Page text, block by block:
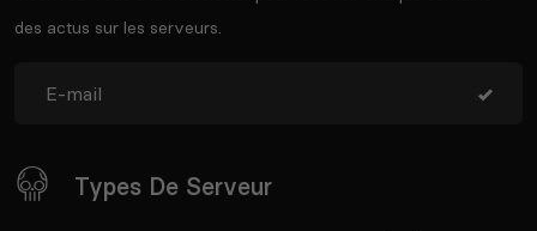
des actus sur les serveurs.
Types De Serveur